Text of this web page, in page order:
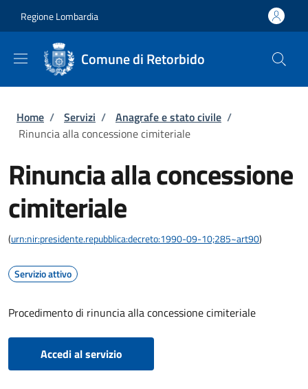
Regione Lombardia
Comune di Retorbido
Briciole di pane
Home / Servizi / Anagrafe e stato civile /
Rinuncia alla concessione cimiteriale
Rinuncia alla concessione
cimiteriale
(urn:nir:presidente.repubblica:decreto:1990-09-10;285~art90)
Servizio attivo
Procedimento di rinuncia alla concessione cimiteriale
Accedi al servizio